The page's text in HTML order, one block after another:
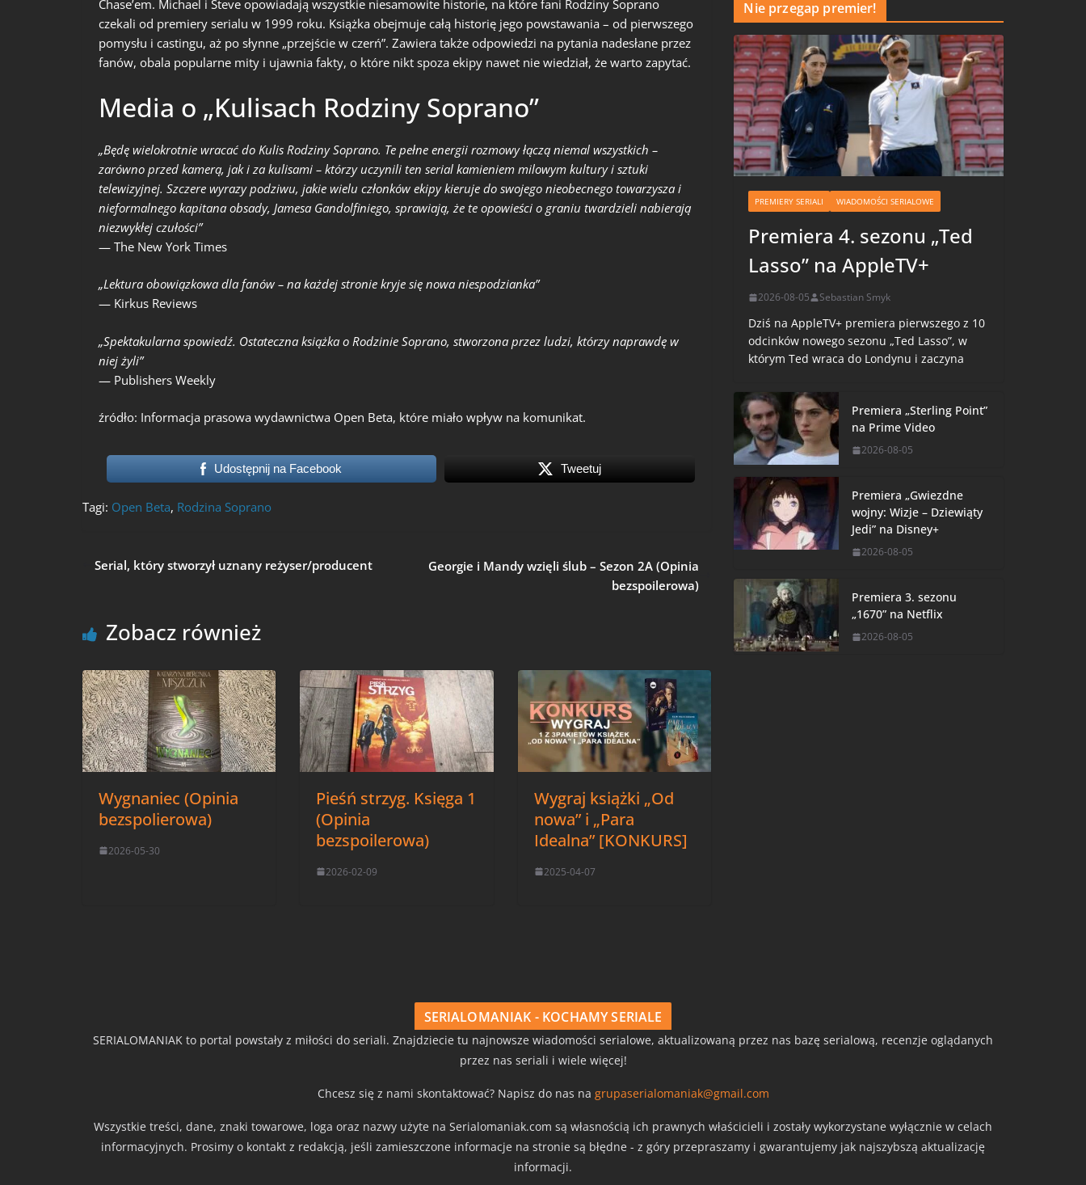
Chase’em. Michael i Steve opowiadają wszystkie niesamowite historie, na które fani Rodziny Soprano
czekali od premiery serialu w 1999 roku. Książka obejmuje całą historię jego powstawania – od pierwszego
pomysłu i castingu, aż po słynne „przejście w czerń”. Zawiera także odpowiedzi na pytania nadesłane przez
fanów, obala popularne mity i ujawnia fakty, o które nikt spoza ekipy nawet nie wiedział, że warto zapytać.
Media o „Kulisach Rodziny Soprano”
„Będę wielokrotnie wracać do Kulis Rodziny Soprano. Te pełne energii rozmowy łączą niemal wszystkich –
zarówno przed kamerą, jak i za kulisami – którzy uczynili ten serial kamieniem milowym kultury i sztuki
telewizyjnej. Szczere wyrazy podziwu, jakie wielu członków ekipy kieruje do swojego nieobecnego towarzysza i
nieformalnego kapitana obsady, Jamesa Gandolfiniego, sprawiają, że te opowieści o graniu twardzieli nabierają
niezwykłej czułości”
— The New York Times
„Lektura obowiązkowa dla fanów – na każdej stronie kryje się nowa niespodzianka”
— Kirkus Reviews
„Spektakularna spowiedź. Ostateczna książka o Rodzinie Soprano, stworzona przez ludzi, którzy naprawdę w
niej żyli”
— Publishers Weekly
źródło: Informacja prasowa wydawnictwa Open Beta, które miało wpływ na komunikat.
Udostępnij na Facebook Tweetuj
Tagi: Open Beta, Rodzina Soprano
Serial, który stworzył uznany reżyser/producent
Georgie i Mandy wzięli ślub – Sezon 2A (Opinia
bezspoilerowa)
Zobacz również
Wygnaniec (Opinia
bezspolierowa)
2026-05-30
Pieśń strzyg. Księga 1
(Opinia
bezspoilerowa)
2026-02-09
Wygraj książki „Od
nowa” i „Para
Idealna” [KONKURS]
2025-04-07
Nie przegap premier!
PREMIERY SERIALI WIADOMOŚCI SERIALOWE
Premiera 4. sezonu „Ted
Lasso” na AppleTV+
2026-08-05 Sebastian Smyk
Dziś na AppleTV+ premiera pierwszego z 10
odcinków nowego sezonu „Ted Lasso”, w
którym Ted wraca do Londynu i zaczyna
Premiera „Sterling Point”
na Prime Video
2026-08-05
Premiera „Gwiezdne
wojny: Wizje – Dziewiąty
Jedi” na Disney+
2026-08-05
Premiera 3. sezonu
„1670” na Netflix
2026-08-05
SERIALOMANIAK - KOCHAMY SERIALE
SERIALOMANIAK to portal powstały z miłości do seriali. Znajdziecie tu najnowsze wiadomości serialowe, aktualizowaną przez nas bazę serialową, recenzje oglądanych
przez nas seriali i wiele więcej!
Chcesz się z nami skontaktować? Napisz do nas na grupaserialomaniak@gmail.com
Wszystkie treści, dane, znaki towarowe, loga oraz nazwy użyte na Serialomaniak.com są własnością ich prawnych właścicieli i zostały wykorzystane wyłącznie w celach
informacyjnych. Prosimy o kontakt z redakcją, jeśli zamieszczone informacje na stronie są błędne - z góry przepraszamy i gwarantujemy jak najszybszą aktualizację
informacji.